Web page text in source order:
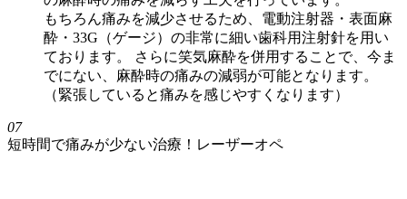
もちろん痛みを減少させるため、電動注射器・表面麻
酔・33G（ゲージ）の非常に細い歯科用注射針を用い
ております。 さらに笑気麻酔を併用することで、今ま
でにない、麻酔時の痛みの減弱が可能となります。
（緊張していると痛みを感じやすくなります）
07
短時間で痛みが少ない治療！レーザーオペ